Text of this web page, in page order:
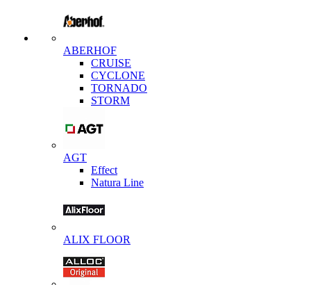
ABERHOF
CRUISE
CYCLONE
TORNADO
STORM
AGT
Effect
Natura Line
ALIX FLOOR